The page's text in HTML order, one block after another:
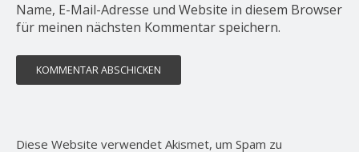
Name, E-Mail-Adresse und Website in diesem Browser
für meinen nächsten Kommentar speichern.
Diese Website verwendet Akismet, um Spam zu